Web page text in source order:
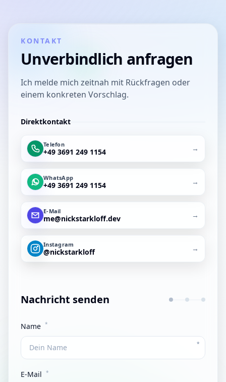
KONTAKT
Unverbindlich anfragen
Ich melde mich zeitnah mit Rückfragen oder
einem konkreten Vorschlag.
Direktkontakt
Telefon
+49 3691 249 1154 →
WhatsApp
+49 3691 249 1154 →
E-Mail
me@nickstarkloff.dev →
Instagram
@nickstarkloff →
Nachricht senden
Name *
*
E-Mail *